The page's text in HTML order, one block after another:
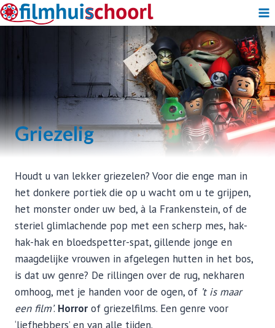
Doorgaan
naar
Griezelig
Houdt u van lekker griezelen? Voor die enge man in
het donkere portiek die op u wacht om u te grijpen,
het monster onder uw bed, à la Frankenstein, of de
steriel glimlachende pop met een scherp mes, hak-
hak-hak en bloedspetter-spat, gillende jonge en
maagdelijke vrouwen in afgelegen hutten in het bos,
is dat uw genre? De rillingen over de rug, nekharen
omhoog, met je handen voor de ogen, of ’t is maar
een film’. Horror of griezelfilms. Een genre voor
‘liefhebbers’ en van alle tijden.